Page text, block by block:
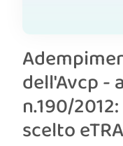
dell'Avcp -
n.190/
scelto